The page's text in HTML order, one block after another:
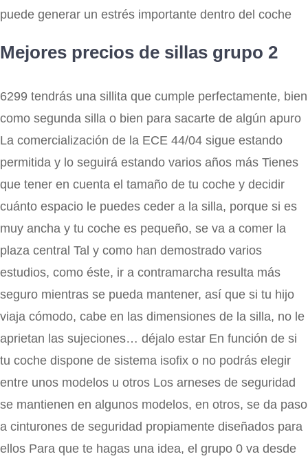
puede generar un estrés importante dentro del coche
Mejores precios de sillas grupo 2
6299 tendrás una sillita que cumple perfectamente, bien
como segunda silla o bien para sacarte de algún apuro
La comercialización de la ECE 44/04 sigue estando
permitida y lo seguirá estando varios años más Tienes
que tener en cuenta el tamaño de tu coche y decidir
cuánto espacio le puedes ceder a la silla, porque si es
muy ancha y tu coche es pequeño, se va a comer la
plaza central Tal y como han demostrado varios
estudios, como éste, ir a contramarcha resulta más
seguro mientras se pueda mantener, así que si tu hijo
viaja cómodo, cabe en las dimensiones de la silla, no le
aprietan las sujeciones… déjalo estar En función de si
tu coche dispone de sistema isofix o no podrás elegir
entre unos modelos u otros Los arneses de seguridad
se mantienen en algunos modelos, en otros, se da paso
a cinturones de seguridad propiamente diseñados para
ellos Para que te hagas una idea, el grupo 0 va desde